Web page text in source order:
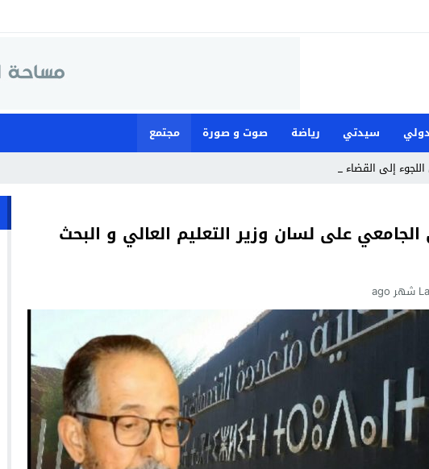
دولي سيدتي رياضة صوت و صورة
مجتمع
إلى القضاء لمواجهة م_
على لسان وزير التعليم العالي و البحث